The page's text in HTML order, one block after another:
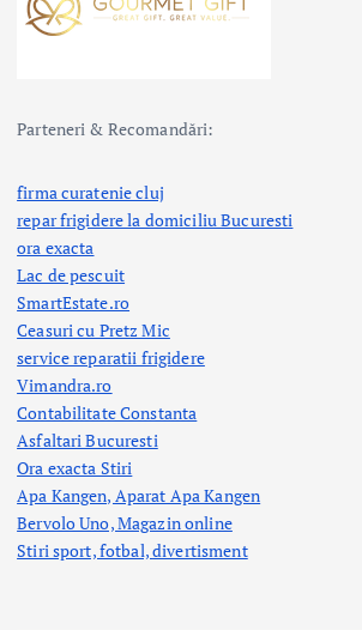
Parteneri & Recomandări:
firma curatenie cluj
repar frigidere la domiciliu Bucuresti
ora exacta
Lac de pescuit
SmartEstate.ro
Ceasuri cu Pretz Mic
service reparatii frigidere
Vimandra.ro
Contabilitate Constanta
Asfaltari Bucuresti
Ora exacta Stiri
Apa Kangen, Aparat Apa Kangen
Bervolo Uno, Magazin online
Stiri sport, fotbal,divertisment